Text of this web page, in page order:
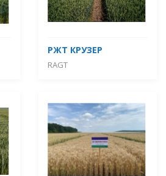
РЖТ КРУЗЕР
RAGT